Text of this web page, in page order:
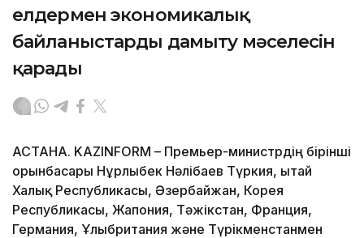
елдермен экономикалық
байланыстарды дамыту мәселесін
қарады
АСТАНА. KAZINFORM – Премьер-министрдің бірінші
орынбасары Нұрлыбек Нәлібаев Түркия, Қытай
Халық Республикасы, Әзербайжан, Корея
Республикасы, Жапония, Тәжікстан, Франция,
Германия, Ұлыбритания және Түрікменстанмен